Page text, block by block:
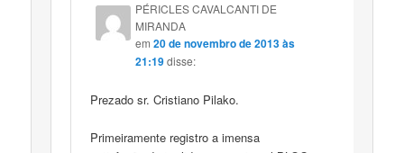
PÉRICLES CAVALCANTI DE
MIRANDA
em20 de novembro de 2013 às
21:19 disse:
Prezado sr. Cristiano Pilako.
Primeiramente registro a imensa